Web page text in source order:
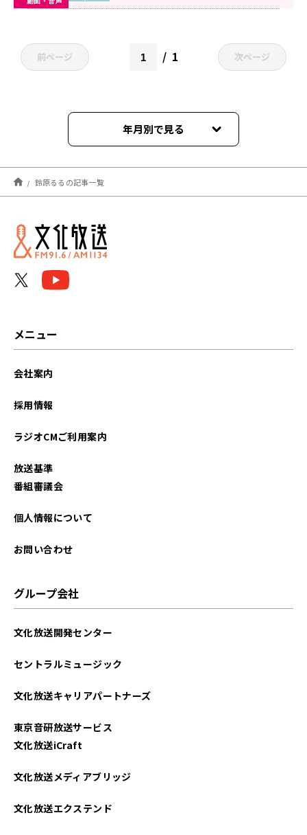
前ページ 1 次ページ
年月別で見る
2021年07月
2021年06月
2021年05月
鈴原るるの記事一覧
メニュー
会社案内
採用情報
ラジオCMご利用案内
放送基準
番組審議会
個人情報について
お問い合わせ
グループ会社
文化放送開発センター
セントラルミュージック
文化放送キャリアパートナーズ
東京音研放送サービス
文化放送iCraft
文化放送メディアブリッジ
文化放送エクステンド